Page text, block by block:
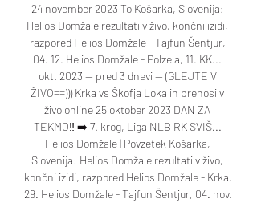
24 november 2023 To Košarka, Slovenija:
Helios Domžale rezultati v živo, končni izidi,
razpored Helios Domžale - Tajfun Šentjur,
04. 12. Helios Domžale - Polzela, 11. KK...
okt. 2023 — pred 3 dnevi — (GLEJTE V
ŽIVO==))) Krka vs Škofja Loka in prenosi v
živo online 25 oktober 2023 DAN ZA
TEKMO‼️ ➡️ 7. krog, Liga NLB RK SVIŠ...
Helios Domžale | Povzetek Košarka,
Slovenija: Helios Domžale rezultati v živo,
končni izidi, razpored Helios Domžale - Krka,
29. Helios Domžale - Tajfun Šentjur, 04. nov.